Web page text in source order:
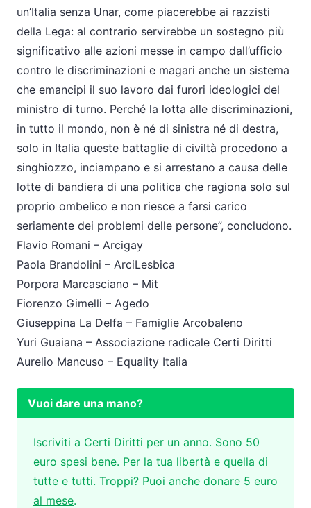
un’Italia senza Unar, come piacerebbe ai razzisti
della Lega: al contrario servirebbe un sostegno più
significativo alle azioni messe in campo dall’ufficio
contro le discriminazioni e magari anche un sistema
che emancipi il suo lavoro dai furori ideologici del
ministro di turno. Perché la lotta alle discriminazioni,
in tutto il mondo, non è né di sinistra né di destra,
solo in Italia queste battaglie di civiltà procedono a
singhiozzo, inciampano e si arrestano a causa delle
lotte di bandiera di una politica che ragiona solo sul
proprio ombelico e non riesce a farsi carico
seriamente dei problemi delle persone”, concludono.
Flavio Romani – Arcigay
Paola Brandolini – ArciLesbica
Porpora Marcasciano – Mit
Fiorenzo Gimelli – Agedo
Giuseppina La Delfa – Famiglie Arcobaleno
Yuri Guaiana – Associazione radicale Certi Diritti
Aurelio Mancuso – Equality Italia
Vuoi dare una mano?
Iscriviti a Certi Diritti per un anno. Sono 50
euro spesi bene. Per la tua libertà e quella di
tutte e tutti. Troppi? Puoi anche donare 5 euro
al mese.